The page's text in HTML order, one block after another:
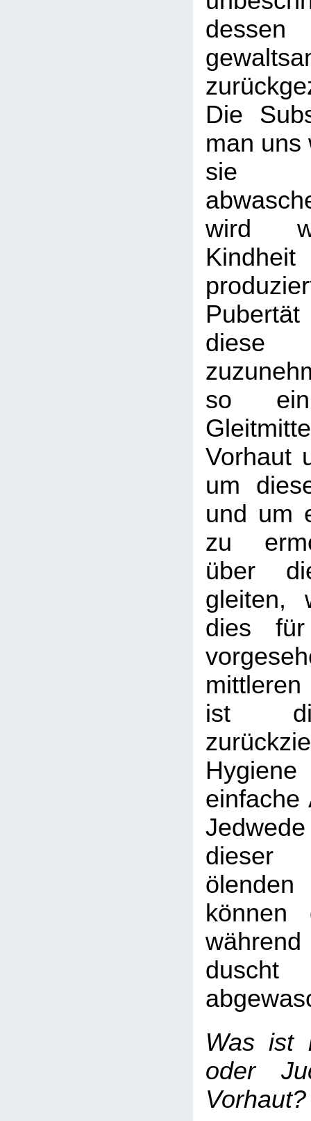
dessen
Die
man uns
sie
wird
diese
so ein
Vorhaut
um
und um
zu
über
gleiten,
dies
ist
einfache
dieser
können
duscht
Was ist
oder
Vorhaut?